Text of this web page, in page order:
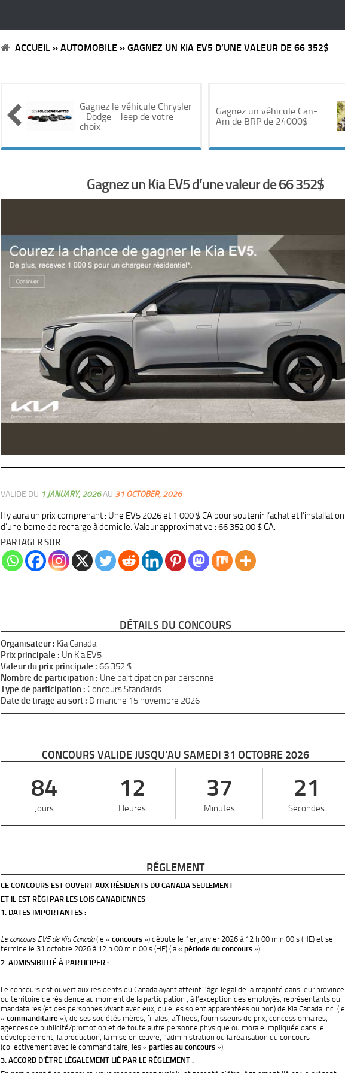
ACCUEIL » AUTOMOBILE » GAGNEZ UN KIA EV5 D’UNE VALEUR DE 66 352$
Gagnez un véhicule Can-
Am de BRP de 24000$
Gagnez le véhicule Chrysler
- Dodge - Jeep de votre
choix
Gagnez un Kia EV5 d’une valeur de 66 352$
VALIDE DU 1 JANUARY, 2026AU 31 OCTOBER, 2026
Il y aura un prix comprenant : Une EV5 2026 et 1 000 $ CA pour soutenir l’achat et l’installation
d’une borne de recharge à domicile. Valeur approximative : 66 352,00 $ CA.
PARTAGER SUR
DÉTAILS DU CONCOURS
Organisateur : Kia Canada
Prix principale : Un Kia EV5
Valeur du prix principale : 66 352 $
Nombre de participation : Une participation par personne
Type de participation : Concours Standards
Date de tirage au sort : Dimanche 15 novembre 2026
CONCOURS VALIDE JUSQU'AU SAMEDI 31 OCTOBRE 2026
84
Jours
12
Heures
37
Minutes
20
Secondes
RÉGLEMENT
CE CONCOURS EST OUVERT AUX RÉSIDENTS DU CANADA SEULEMENT
ET IL EST RÉGI PAR LES LOIS CANADIENNES
1. DATES IMPORTANTES :
Le concours EV5 de Kia Canada(le « concours ») débute le 1er janvier 2026 à 12 h 00 min 00 s (HE) et se
termine le 31 octobre 2026 à 12 h 00 min 00 s (HE) (la « période du concours »).
2. ADMISSIBILITÉ À PARTICIPER :
Le concours est ouvert aux résidents du Canada ayant atteint l’âge légal de la majorité dans leur province
ou territoire de résidence au moment de la participation ; à l’exception des employés, représentants ou
mandataires (et des personnes vivant avec eux, qu’elles soient apparentées ou non) de Kia Canada Inc. (le
« commanditaire »), de ses sociétés mères, filiales, affiliées, fournisseurs de prix, concessionnaires,
agences de publicité/promotion et de toute autre personne physique ou morale impliquée dans le
développement, la production, la mise en œuvre, l’administration ou la réalisation du concours
(collectivement avec le commanditaire, les « parties au concours »).
3. ACCORD D’ÊTRE LÉGALEMENT LIÉ PAR LE RÈGLEMENT :